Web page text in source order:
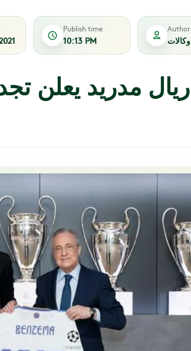
Publish time
10:13 PM
Author
وكالات
ريال مدريد يعلن